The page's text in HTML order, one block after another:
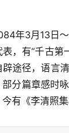
年3月13日
，有“千古第
途径，语言
部分篇章感时
有《李清照集